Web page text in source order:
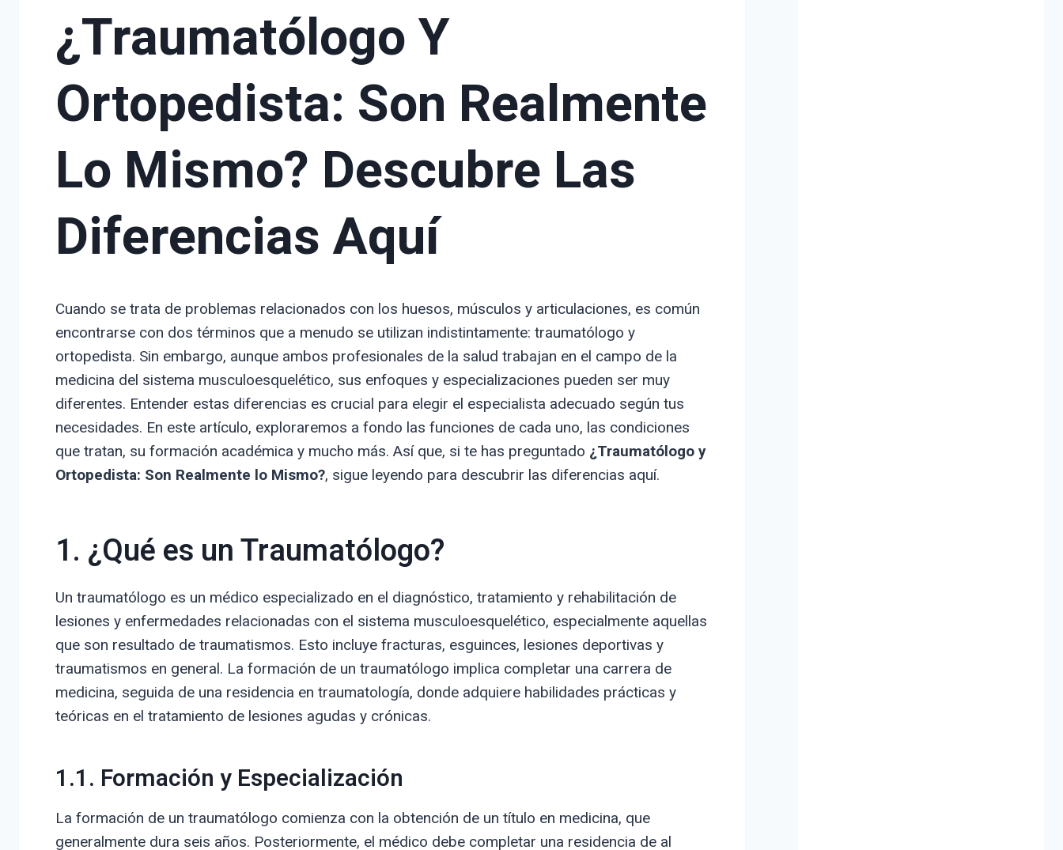
¿Traumatólogo Y
Ortopedista: Son Realmente
Lo Mismo? Descubre Las
Diferencias Aquí
Cuando se trata de problemas relacionados con los huesos, músculos y articulaciones, es común
encontrarse con dos términos que a menudo se utilizan indistintamente: traumatólogo y
ortopedista. Sin embargo, aunque ambos profesionales de la salud trabajan en el campo de la
medicina del sistema musculoesquelético, sus enfoques y especializaciones pueden ser muy
diferentes. Entender estas diferencias es crucial para elegir el especialista adecuado según tus
necesidades. En este artículo, exploraremos a fondo las funciones de cada uno, las condiciones
que tratan, su formación académica y mucho más. Así que, si te has preguntado ¿Traumatólogo y
Ortopedista: Son Realmente lo Mismo?, sigue leyendo para descubrir las diferencias aquí.
1. ¿Qué es un Traumatólogo?
Un traumatólogo es un médico especializado en el diagnóstico, tratamiento y rehabilitación de
lesiones y enfermedades relacionadas con el sistema musculoesquelético, especialmente aquellas
que son resultado de traumatismos. Esto incluye fracturas, esguinces, lesiones deportivas y
traumatismos en general. La formación de un traumatólogo implica completar una carrera de
medicina, seguida de una residencia en traumatología, donde adquiere habilidades prácticas y
teóricas en el tratamiento de lesiones agudas y crónicas.
1.1. Formación y Especialización
La formación de un traumatólogo comienza con la obtención de un título en medicina, que
generalmente dura seis años. Posteriormente, el médico debe completar una residencia de al